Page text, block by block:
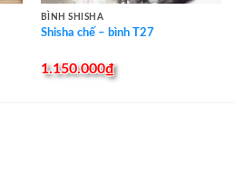
BÌNH SHISHA
Shisha chế – bình T27
1.150.000₫